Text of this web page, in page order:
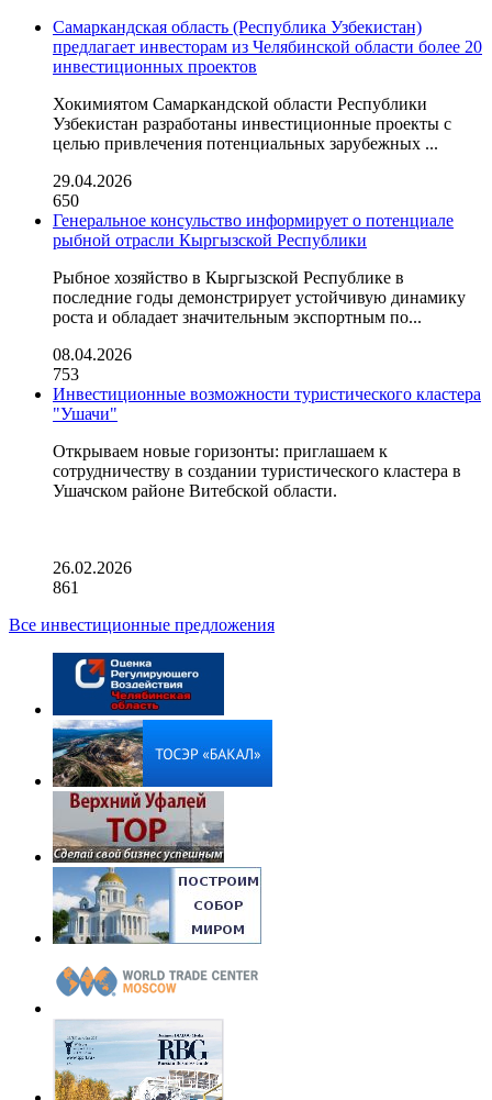
Самаркандская область (Республика Узбекистан)
предлагает инвесторам из Челябинской области более 20
инвестиционных проектов
Хокимиятом Самаркандской области Республики
Узбекистан разработаны инвестиционные проекты с
целью привлечения потенциальных зарубежных ...
29.04.2026
650
Генеральное консульство информирует о потенциале
рыбной отрасли Кыргызской Республики
Рыбное хозяйство в Кыргызской Республике в
последние годы демонстрирует устойчивую динамику
роста и обладает значительным экспортным по...
08.04.2026
753
Инвестиционные возможности туристического кластера
"Ушачи"
Открываем новые горизонты: приглашаем к
сотрудничеству в создании туристического кластера в
Ушачском районе Витебской области.
26.02.2026
861
Все инвестиционные предложения